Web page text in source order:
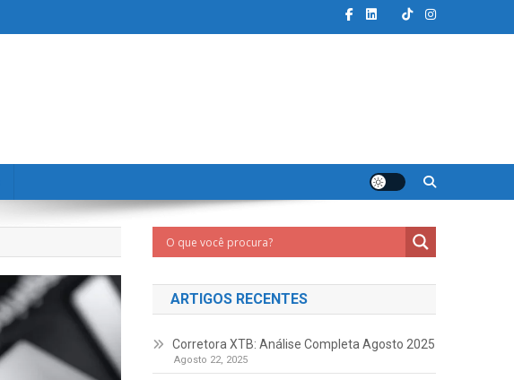
ARTIGOS RECENTES
Corretora XTB: Análise Completa Agosto 2025
Agosto 22, 2025